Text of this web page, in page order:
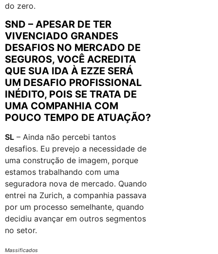
do zero.
SND – APESAR DE TER
VIVENCIADO GRANDES
DESAFIOS NO MERCADO DE
SEGUROS, VOCÊ ACREDITA
QUE SUA IDA À EZZE SERÁ
UM DESAFIO PROFISSIONAL
INÉDITO, POIS SE TRATA DE
UMA COMPANHIA COM
POUCO TEMPO DE ATUAÇÃO?
SL – Ainda não percebi tantos
desafios. Eu prevejo a necessidade de
uma construção de imagem, porque
estamos trabalhando com uma
seguradora nova de mercado. Quando
entrei na Zurich, a companhia passava
por um processo semelhante, quando
decidiu avançar em outros segmentos
no setor.
Massificados